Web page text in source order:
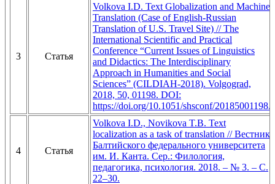
3 Статья
Volkova I.D. Text Globalization and Machine
Translation (Case of English-Russian
Translation of U.S. Travel Site) // The
International Scientific and Practical
Conference “Current Issues of Linguistics
and Didactics: The Interdisciplinary
Approach in Humanities and Social
Sciences” (CILDIAH-2018). Volgograd,
2018, 50, 01198. DOI:
https://doi.org/10.1051/shsconf/20185001198.
4 Статья
Volkova I.D., Novikova T.B. Text
localization as a task of translation // Вестник
Балтийского федерального университета
им. И. Канта. Сер.: Филология,
педагогика, психология. 2018. – № 3. – С.
22–30.